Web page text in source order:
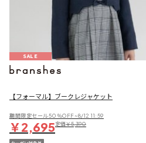
SALE
【フォーマル】ブークレジャケット
期間限定セール50％OFF~8/12 11:59
￥2,695定価￥5,390